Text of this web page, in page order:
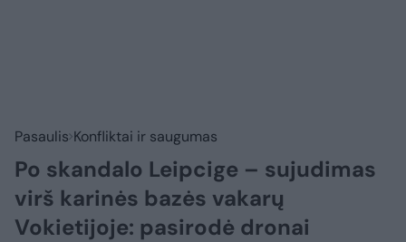
Pasaulis Konfliktai ir saugumas
Po skandalo Leipcige – sujudimas
virš karinės bazės vakarų
Vokietijoje: pasirodė dronai